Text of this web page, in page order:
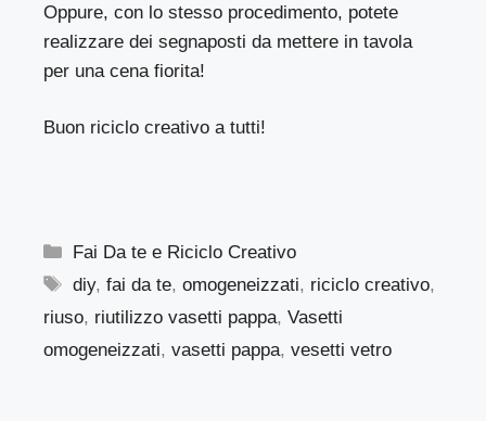
Oppure, con lo stesso procedimento, potete
realizzare dei segnaposti da mettere in tavola
per una cena fiorita!
Buon riciclo creativo a tutti!
Categorie
Fai Da te e Riciclo Creativo
Tag
diy,fai da te,omogeneizzati, riciclo creativo,
riuso, riutilizzo vasetti pappa, Vasetti
omogeneizzati, vasetti pappa, vesetti vetro